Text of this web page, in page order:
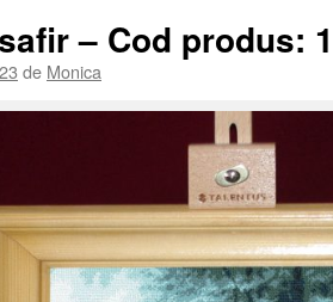
– Cod produs:
de Monica